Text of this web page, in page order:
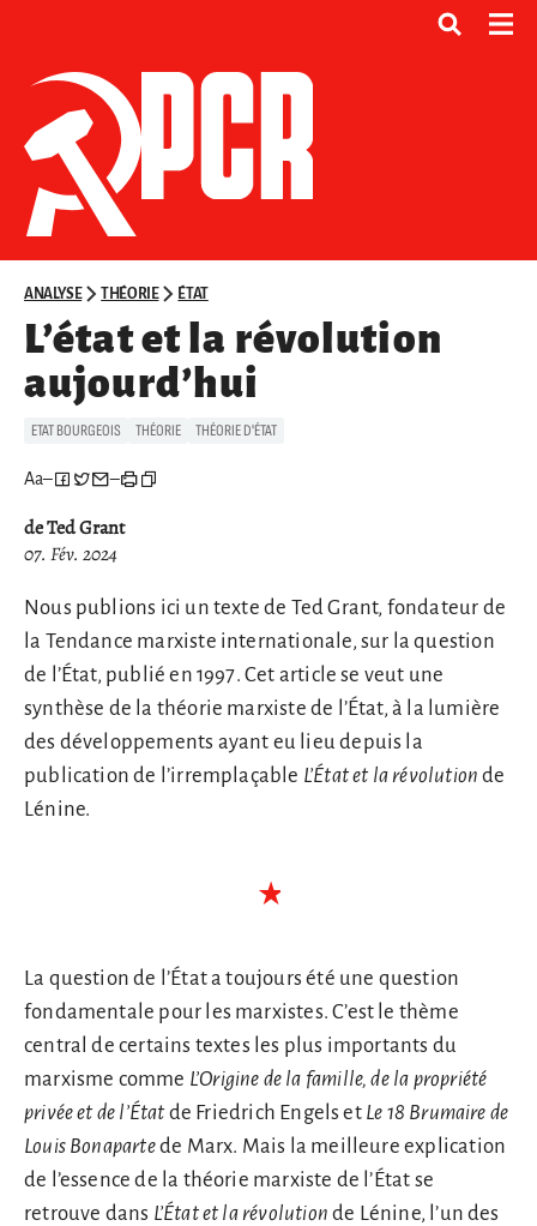
ANALYSE THÉORIE ÉTAT
L’état et la révolution
aujourd’hui
ETAT BOURGEOIS THÉORIE THÉORIE D'ÉTAT
Aa– –
de Ted Grant
07. Fév. 2024
Nous publions ici un texte de Ted Grant, fondateur de
la Tendance marxiste internationale, sur la question
de l’État, publié en 1997. Cet article se veut une
synthèse de la théorie marxiste de l’État, à la lumière
des développements ayant eu lieu depuis la
publication de l’irremplaçable L’État et la révolution de
Lénine.
La question de l’État a toujours été une question
fondamentale pour les marxistes. C’est le thème
central de certains textes les plus importants du
marxisme comme L’Origine de la famille, de la propriété
privée et de l’État de Friedrich Engels et Le 18 Brumaire de
Louis Bonapartede Marx. Mais la meilleure explication
de l’essence de la théorie marxiste de l’État se
retrouve dans L’État et la révolutionde Lénine, l’un des